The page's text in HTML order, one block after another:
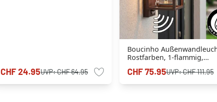
CHF 24.95UVP:CHF 64.95
Boucinho
Rostfarben, 1-flammig,
CHF 75.95UVP:CHF 111.95